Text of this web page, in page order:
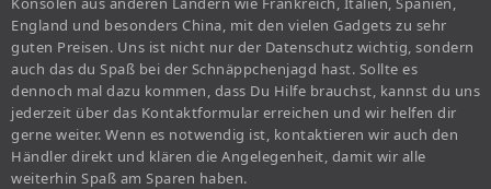
England und besonders China, mit den vielen Gadgets zu sehr
guten Preisen. Uns ist nicht nur der Datenschutz wichtig, sondern
auch das du Spaß bei der Schnäppchenjagd hast. Sollte es
dennoch mal dazu kommen, dass Du Hilfe brauchst, kannst du uns
jederzeit über das Kontaktformular erreichen und wir helfen dir
gerne weiter. Wenn es notwendig ist, kontaktieren wir auch den
Händler direkt und klären die Angelegenheit, damit wir alle
weiterhin Spaß am Sparen haben.